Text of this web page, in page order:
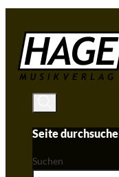
Seite
Suchen